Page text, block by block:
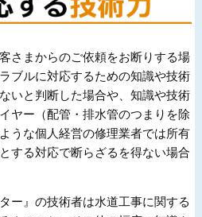
さまからのご依頼をお断りする場
ブルに対応するための知識や技術
いと判断した場合や、知識や技術
ヤー（配管・排水管のつまりを除
うな個人経営の修理業者では所有
する対応で断らざるを得ない場合
ー』の技術者は水道工事に関する